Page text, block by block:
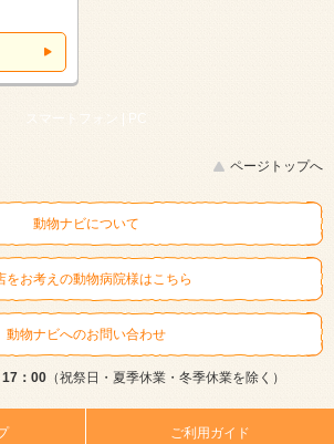
スマートフォン | PC
ページトップへ
動物ナビについて
をお考えの動物病院様はこちら
動物ナビへのお問い合わせ
：00（祝祭日・夏季休業・冬季休業を除く）
ご利用ガイド